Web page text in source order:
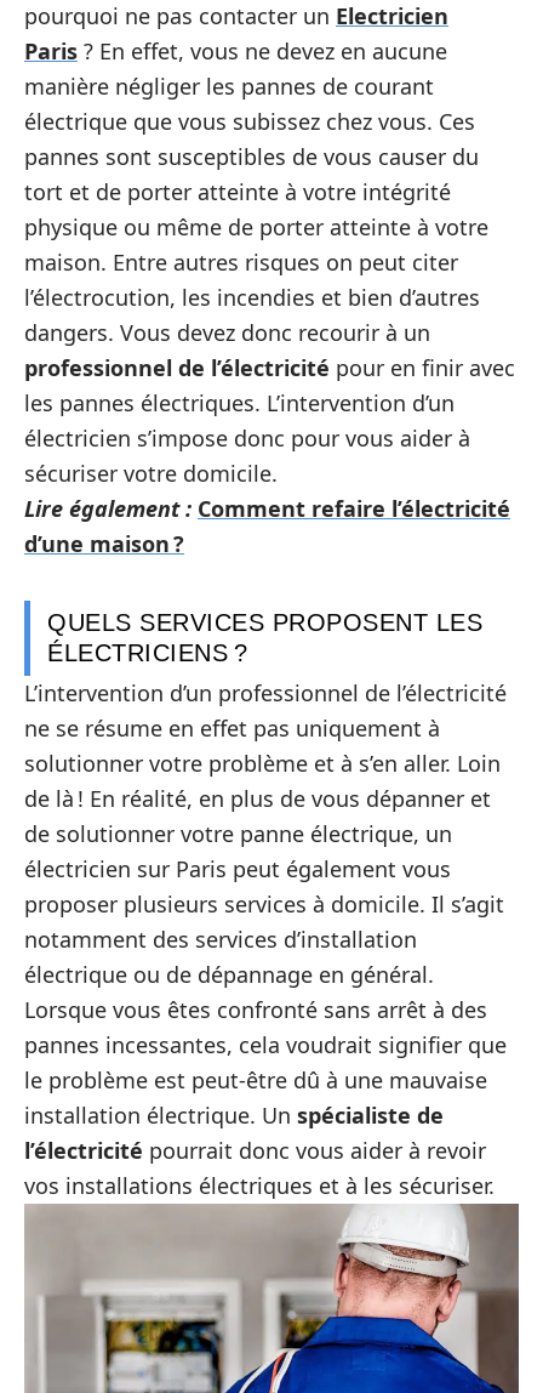
pourquoi ne pas contacter un Electricien
Paris ? En effet, vous ne devez en aucune
manière négliger les pannes de courant
électrique que vous subissez chez vous. Ces
pannes sont susceptibles de vous causer du
tort et de porter atteinte à votre intégrité
physique ou même de porter atteinte à votre
maison. Entre autres risques on peut citer
l’électrocution, les incendies et bien d’autres
dangers. Vous devez donc recourir à un
professionnel de l’électricité pour en finir avec
les pannes électriques. L’intervention d’un
électricien s’impose donc pour vous aider à
sécuriser votre domicile.
Lire également : Comment refaire l’électricité
d’une maison ?
QUELS SERVICES PROPOSENT LES
ÉLECTRICIENS ?
L’intervention d’un professionnel de l’électricité
ne se résume en effet pas uniquement à
solutionner votre problème et à s’en aller. Loin
de là ! En réalité, en plus de vous dépanner et
de solutionner votre panne électrique, un
électricien sur Paris peut également vous
proposer plusieurs services à domicile. Il s’agit
notamment des services d’installation
électrique ou de dépannage en général.
Lorsque vous êtes confronté sans arrêt à des
pannes incessantes, cela voudrait signifier que
le problème est peut-être dû à une mauvaise
installation électrique. Un spécialiste de
l’électricité pourrait donc vous aider à revoir
vos installations électriques et à les sécuriser.